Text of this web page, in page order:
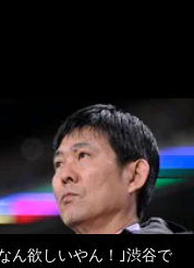
なん欲しいやん！｣渋谷で